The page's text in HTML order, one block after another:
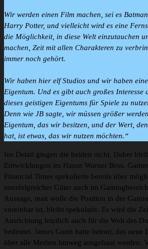
Wir werden einen Film machen, sei es
Harry Potter, und vielleicht wird es eine
die Möglichkeit, in diese Welt einzutauchen
machen, Zeit mit allen Charakteren zu
immer noch gehört.
Wir haben hier elf Studios und wir haben
Eigentum. Und es gibt auch großes Interesse
dieses geistigen Eigentums für Spiele zu
Denn wie JB sagte, wir müssen größer
Eigentum, das wir besitzen, und der Wert,
hat, ist etwas, das wir nutzen möchten.“
Ins Detail gingen die beiden nicht. Daher
Entwicklungen im Hause Warner Bros.
Financial Times spekulierte bereits über
unerfolgreicher Güter auch im
Aussage, man wolle die Position in der
vereinbar ist, bleibt spekulativ. Es wird die
Ausrichtung letztlich auch für die Welt des
bedeutet. James Gunn hatte betont, das
über alle Medien hinweg ausgebaut werden.